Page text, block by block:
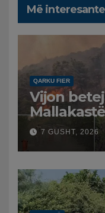
Më interesante
QARKU FIER
Vijon
nga ajri
7 GUSHT, 2026